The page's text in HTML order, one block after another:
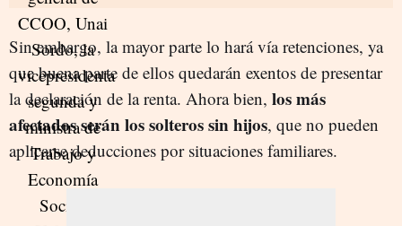
Sin embargo, la mayor parte lo hará vía retenciones, ya
que buena parte de ellos quedarán exentos de presentar
la declaración de la renta. Ahora bien, los más
afectados serán los solteros sin hijos, que no pueden
aplicarse deducciones por situaciones familiares.